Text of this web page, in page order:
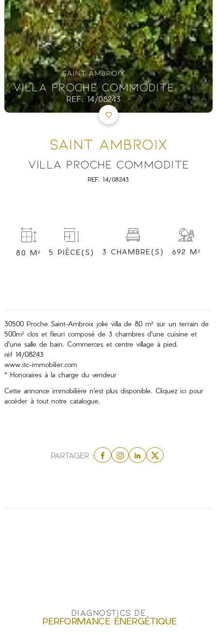
SAINT AMBROIX
VILLA PROCHE COMMODITE
REF. 14/08243
SAINT AMBROIX
VILLA PROCHE COMMODITE
REF. 14/08243
80 M² 5 PIÈCE(S) 3 CHAMBRE(S) 692 M²
30500 Proche Saint-Ambroix jolie villa de 80 m² sur un terrain de
500m² clos et fleuri composé de 3 chambres d'une cuisine et
d'une salle de bain. Commerces et centre village à pied.
réf 14/08243
www.itc-immobilier.com
* Honoraires à la charge du vendeur
Cette annonce immobilière n'est plus disponible. Cliquez ici pour
accéder à tout notre catalogue.
PARTAGER :
DIAGNOSTICS DE
PERFORMANCE ÉNERGÉTIQUE